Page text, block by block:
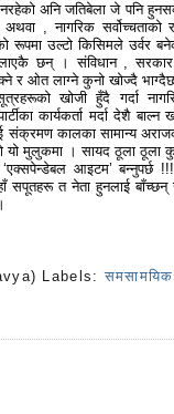
अनि जतिबेला जे पनि
अथवा , नागरिक
रूपमा उल्टो किसिमले उर्वर
छन् । संविधान ,
र ओत लाग्ने कुनो खोज्दै
खोजी हुँदै गर्दा
कार्यकर्ता मर्दा देशै बाल्न
संक्रमण कालका सामान्य
यो मुलुकमा । सायद ठूला ठूला
‘एक्सपेन्डेबल आइटम’
त नेता हुनलाई बाँच्छन्
Labels: